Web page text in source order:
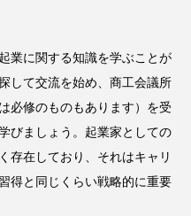
業に関する知識を学ぶことが
して交流を始め、商工会議所
必修のものもあります）を受
びましょう。起業家としての
存在しており、それはキャリ
得と同じくらい戦略的に重要